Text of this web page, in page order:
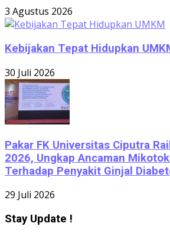
3 Agustus 2026
Kebijakan Tepat Hidupkan
30 Juli 2026
Pakar FK Universitas Ciputra
2026, Ungkap Ancaman
Terhadap Penyakit Ginjal
29 Juli 2026
Stay Update !